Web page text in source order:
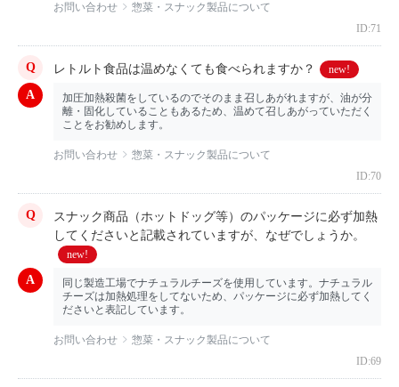
ID:71
お問い合わせ 惣菜・スナック製品について
レトルト食品は温めなくても食べられますか？ new!
ID:70
加圧加熱殺菌をしているのでそのまま召しあがれますが、油が分
離・固化していることもあるため、温めて召しあがっていただく
ことをお勧めします。
お問い合わせ 惣菜・スナック製品について
スナック商品（ホットドッグ等）のパッケージに必ず加熱
してくださいと記載されていますが、なぜでしょうか。
new!
ID:69
同じ製造工場でナチュラルチーズを使用しています。ナチュラル
チーズは加熱処理をしてないため、パッケージに必ず加熱してく
ださいと表記しています。
お問い合わせ 惣菜・スナック製品について